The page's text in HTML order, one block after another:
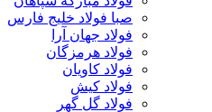
صبا فولاد خلیج فارس
فولاد جهان آرا
فولاد هرمزگان
فولاد کاویان
فولاد کیش
فولاد گل گهر